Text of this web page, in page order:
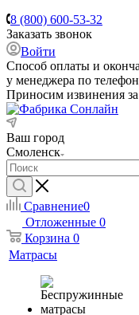
8 (800) 600-53-32
Заказать звонок
Войти
Способ оплаты и
у менеджера по
Приносим извинения
Ваш город
Смоленск
Сравнение0
Отложенные 0
Корзина 0
Матрасы